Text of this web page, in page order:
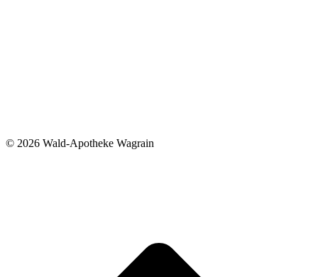
© 2026 Wald-Apotheke Wagrain